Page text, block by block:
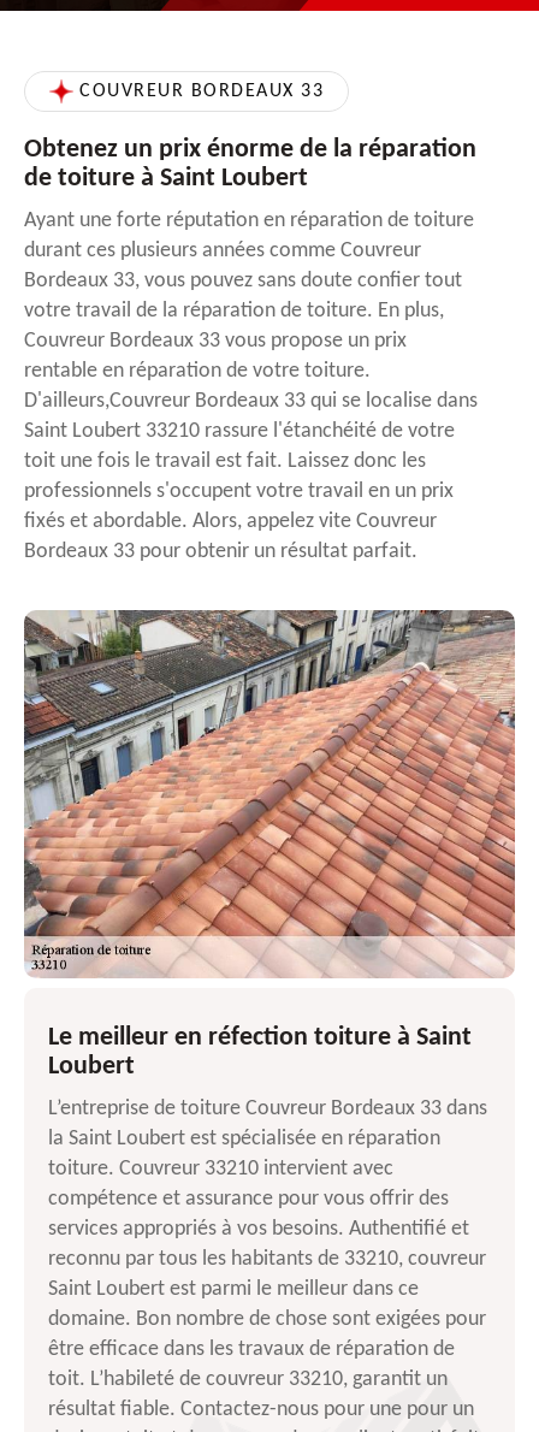
COUVREUR BORDEAUX 33
Obtenez un prix énorme de la réparation
de toiture à Saint Loubert
Ayant une forte réputation en réparation de toiture
durant ces plusieurs années comme Couvreur
Bordeaux 33, vous pouvez sans doute confier tout
votre travail de la réparation de toiture. En plus,
Couvreur Bordeaux 33 vous propose un prix
rentable en réparation de votre toiture.
D'ailleurs,Couvreur Bordeaux 33 qui se localise dans
Saint Loubert 33210 rassure l'étanchéité de votre
toit une fois le travail est fait. Laissez donc les
professionnels s'occupent votre travail en un prix
fixés et abordable. Alors, appelez vite Couvreur
Bordeaux 33 pour obtenir un résultat parfait.
Le meilleur en réfection toiture à Saint
Loubert
L’entreprise de toiture Couvreur Bordeaux 33 dans
la Saint Loubert est spécialisée en réparation
toiture. Couvreur 33210 intervient avec
compétence et assurance pour vous offrir des
services appropriés à vos besoins. Authentifié et
reconnu par tous les habitants de 33210, couvreur
Saint Loubert est parmi le meilleur dans ce
domaine. Bon nombre de chose sont exigées pour
être efficace dans les travaux de réparation de
toit. L’habileté de couvreur 33210, garantit un
résultat fiable. Contactez-nous pour une pour un